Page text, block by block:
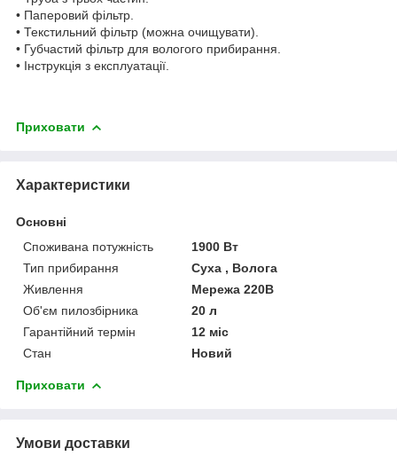
• Паперовий фільтр.
• Текстильний фільтр (можна очищувати).
• Губчастий фільтр для вологого прибирання.
• Інструкція з експлуатації.
Приховати
Характеристики
Основні
Споживана потужність
1900 Вт
Тип прибирання
Суха , Волога
Живлення
Мережа 220В
Об'єм пилозбірника
20 л
Гарантійний термін
12 міс
Стан
Новий
Приховати
Умови доставки